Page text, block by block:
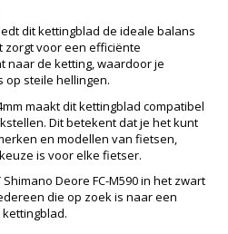
dit kettingblad de ideale balans
zorgt voor een efficiënte
naar de ketting, waardoor je
op steile hellingen.
maakt dit kettingblad compatibel
Dit betekent dat je het kunt
en modellen van fietsen,
is voor elke fietser.
Deore FC-M590 in het zwart
die op zoek is naar een